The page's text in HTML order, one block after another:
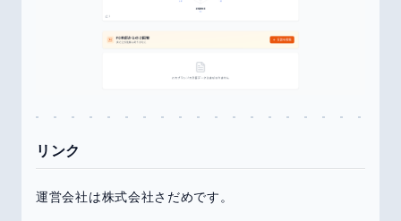
リンク
運営会社は株式会社さだめです。